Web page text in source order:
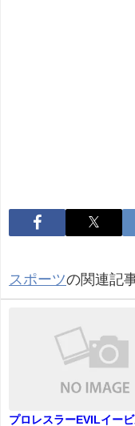
スポーツの関連記
プロレスラーEVILイー